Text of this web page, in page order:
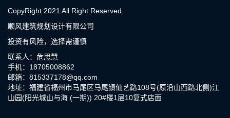
CopyRight 2021 All Right Reserved
顺风建筑规划设计有限公司
投资有风险，选择需谨慎
联系人：危思慧
手机：18705008862
邮箱：815337178@qq.com
地址：福建省福州市马尾区马尾镇仙艺路108号(原沿山西路北侧)江
山园(阳光城山与海 (一期)) 20#楼1层10复式店面